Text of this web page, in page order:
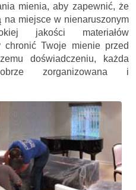
mienia, aby zapewnić, że
na miejsce w nienaruszonym
jakości materiałów
Twoje mienie przed
doświadczeniu, każda
zorganizowana i